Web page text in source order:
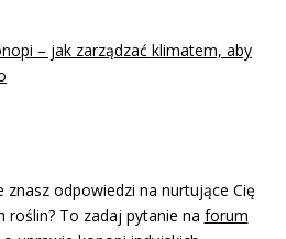
– jak zarządzać klimatem, aby
znasz odpowiedzi na nurtujące Cię
To zadaj pytanie na forum